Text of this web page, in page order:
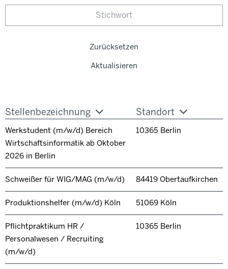
Zurücksetzen
Aktualisieren
Stellenbezeichnung Standort
Werkstudent (m/w/d) Bereich
Wirtschaftsinformatik ab Oktober
2026 in Berlin
10365 Berlin
Schweißer für WIG/MAG (m/w/d) 84419 Obertaufkirchen
Produktionshelfer (m/w/d) Köln 51069 Köln
Pflichtpraktikum HR /
Personalwesen / Recruiting
(m/w/d)
10365 Berlin